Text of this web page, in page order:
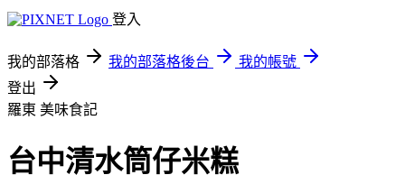
登入
我的部落格 我的部落格後台
我的帳號
登出
羅東 美味食記
台中清水筒仔米糕